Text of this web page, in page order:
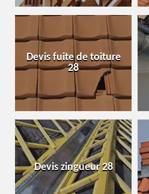
Devis fuite de toiture
28
Devis zingueur 28